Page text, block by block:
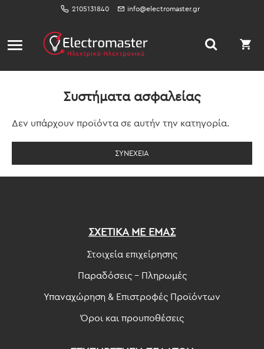
2105131840 info@electromaster.gr
Συστήματα ασφαλείας
Δεν υπάρχουν προϊόντα σε αυτήν την κατηγορία.
ΣΥΝΈΧΕΙΑ
ΣΧΕΤΙΚΑ ΜΕ ΕΜΑΣ
Στοιχεία επιχείρησης
Παραδόσεις - Πληρωμές
Υπαναχώρηση & Επιστροφές Προϊόντων
Όροι και προυποθέσεις